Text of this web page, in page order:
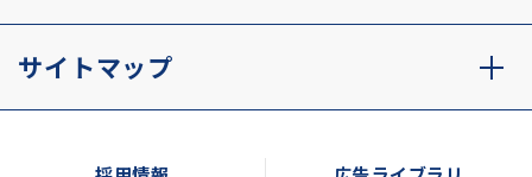
サイトマップ